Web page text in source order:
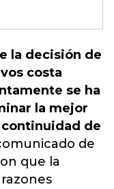
la decisión de
costa
se ha
la mejor
de
de
que la